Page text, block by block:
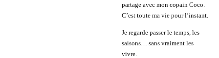
partage avec mon copain Coco.
C’est toute ma vie pour l’instant.
Je regarde passer le temps, les
saisons… sans vraiment les
vivre.